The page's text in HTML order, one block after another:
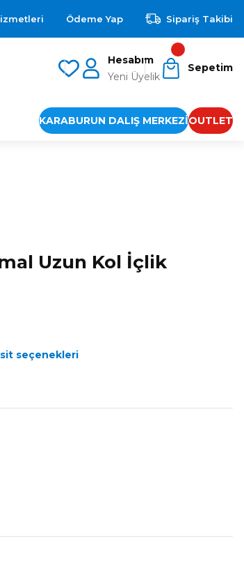
Ödeme Yap Sipariş Takibi
Hesabım
Yeni Üyelik
Sepetim
KARABURUN DALIŞ MERKEZİOUTLET
Uzun Kol İçlik
seçenekleri